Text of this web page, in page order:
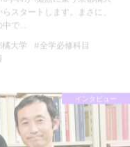
スタートします。まさに、
中で…
大学
#全学必修科目
インタビュー